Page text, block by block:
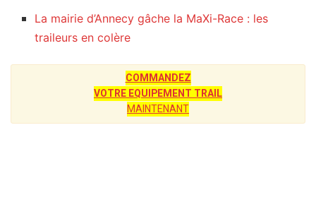
La mairie d’Annecy gâche la MaXi-Race : les
traileurs en colère
COMMANDEZ
VOTRE EQUIPEMENT TRAIL
MAINTENANT